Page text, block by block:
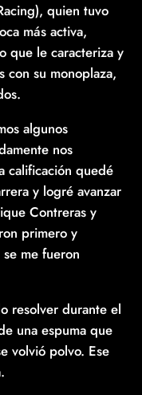
quien tuvo
más activa,
que le caracteriza y
con su monoplaza,
algunos
nos
calificación quedé
y logré avanzar
Contreras y
primero y
me fueron
resolver durante el
una espuma que
volvió polvo. Ese